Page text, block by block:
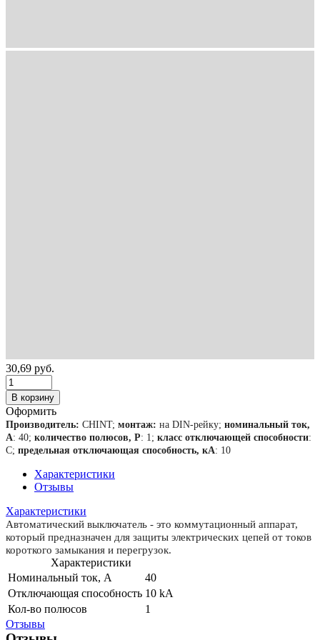
30,69 руб.
В корзину
Оформить
Производитель: CHINT; монтаж: на DIN-рейку; номинальный ток,
А: 40; количество полюсов, Р: 1; класс отключающей способности:
С; предельная отключающая способность, кА: 10
Характеристики
Отзывы
Характеристики
Автоматический выключатель - это коммутационный аппарат,
который предназначен для защиты электрических цепей от токов
короткого замыкания и перегрузок.
Характеристики
Номинальный ток, А
40
Отключающая способность 10 kA
Кол-во полюсов
1
Отзывы